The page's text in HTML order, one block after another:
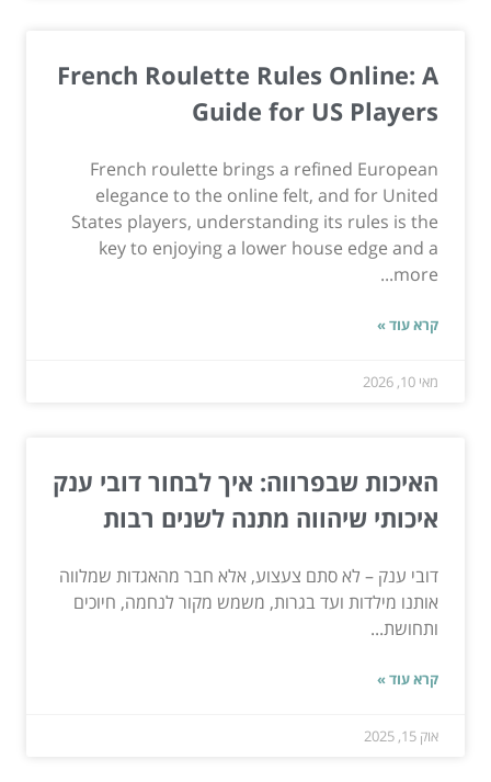
French Roulette Rules Online: A
Guide for US Players
French roulette brings a refined European
elegance to the online felt, and for United
States players, understanding its rules is the
key to enjoying a lower house edge and a
more...
קרא עוד »
מאי 10, 2026
האיכות שבפרווה: איך לבחור דובי ענק
איכותי שיהווה מתנה לשנים רבות
דובי ענק – לא סתם צעצוע, אלא חבר מהאגדות שמלווה
אותנו מילדות ועד בגרות, משמש מקור לנחמה, חיוכים
ותחושת...
קרא עוד »
אוק 15, 2025